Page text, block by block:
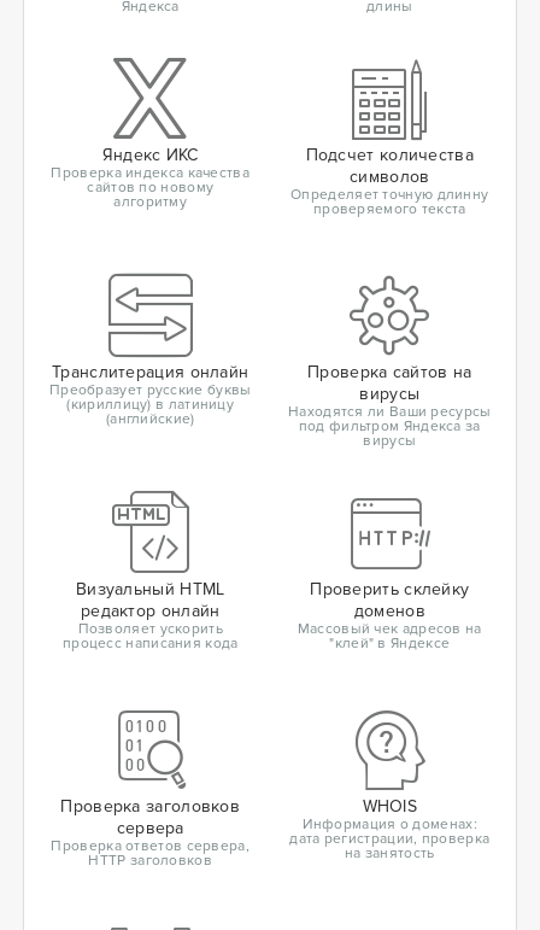
Яндекса
длины
Яндекс ИКС
Проверка индекса качества
сайтов по новому
алгоритму
Подсчет количества
символов
Определяет точную длинну
проверяемого текста
Транслитерация онлайн
Преобразует русские буквы
(кириллицу) в латиницу
(английские)
Проверка сайтов на
вирусы
Находятся ли Ваши ресурсы
под фильтром Яндекса за
вирусы
Визуальный HTML
редактор онлайн
Позволяет ускорить
процесс написания кода
Проверить склейку
доменов
Массовый чек адресов на
"клей" в Яндексе
Проверка заголовков
сервера
Проверка ответов сервера,
HTTP заголовков
WHOIS
Информация о доменах:
дата регистрации, проверка
на занятость